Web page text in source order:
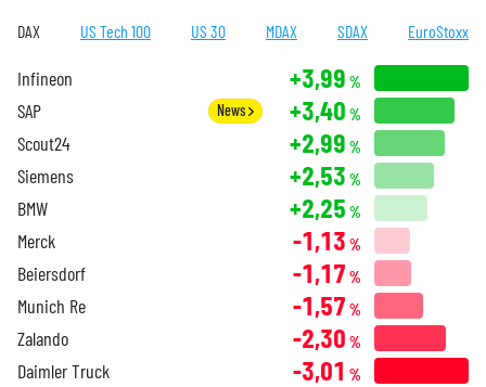
DAX US Tech 100 US 30 MDAX SDAX EuroStoxx
Infineon +3,99 %
SAP News +3,40 %
Scout24 +2,99 %
Siemens +2,53 %
BMW +2,25 %
Merck -1,13 %
Beiersdorf -1,17 %
Munich Re -1,57 %
Zalando -2,30 %
Daimler Truck -3,01 %